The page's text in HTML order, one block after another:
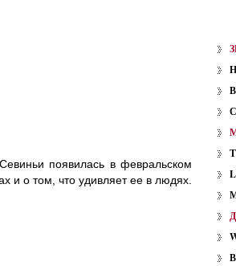
появилась в февральском
и о том, что удивляет ее в людях.